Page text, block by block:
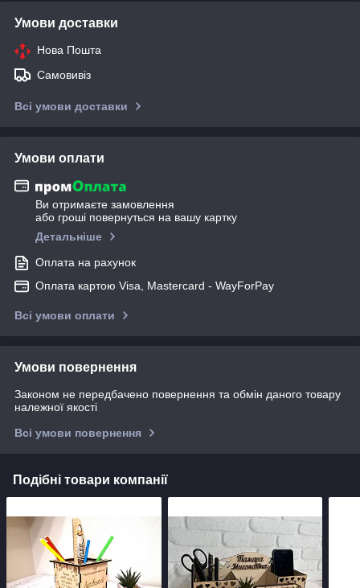
Умови доставки
Нова Пошта
Самовивіз
Всі умови доставки
Умови оплати
Ви отримаєте замовлення
або гроші повернуться на вашу картку
Детальніше
Оплата на рахунок
Оплата картою Visa, Mastercard - WayForPay
Всі умови оплати
Умови повернення
Законом не передбачено повернення та обмін даного товару
належної якості
Всі умови повернення
Подібні товари компанії